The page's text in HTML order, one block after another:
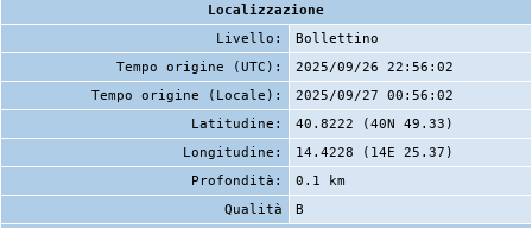
Localizzazione
Livello:
Bollettino
Tempo origine (UTC):
2025/09/26 22:56:02
Tempo origine (Locale):
2025/09/27 00:56:02
Latitudine:
40.8222 (40N 49.33)
Longitudine:
14.4228 (14E 25.37)
Profondità:
0.1 km
Qualità
B